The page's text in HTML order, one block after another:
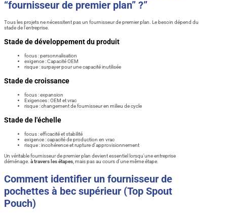
“fournisseur de premier plan” ?”
Tous les projets ne nécessitent pas un fournisseur de premier plan. Le besoin dépend du
stade de l'entreprise.
Stade de développement du produit
focus : personnalisation
exigence : Capacité OEM
risque : surpayer pour une capacité inutilisée
Stade de croissance
focus : expansion
Exigences : OEM et vrac
risque : changement de fournisseur en milieu de cycle
Stade de l'échelle
focus : efficacité et stabilité
exigence : capacité de production en vrac
risque : incohérence et rupture d'approvisionnement
Un véritable fournisseur de premier plan devient essentiel lorsqu'une entreprise
déménage. à travers les étapes, mais pas au cours d'une même étape.
Comment identifier un fournisseur de
pochettes à bec supérieur (Top Spout
Pouch)